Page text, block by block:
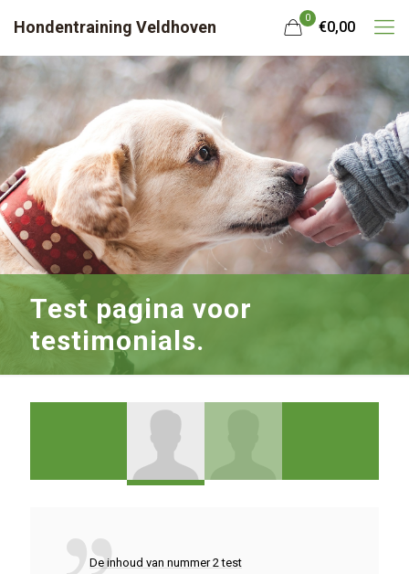
Hondentraining Veldhoven 0
€0,00
Test pagina voor
testimonials.
De inhoud van nummer 2 test